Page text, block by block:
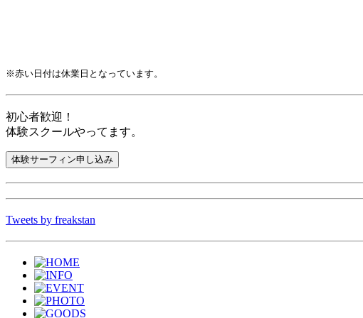
※赤い日付は休業日となっています。
初心者歓迎！
体験スクールやってます。
Tweets by freakstan